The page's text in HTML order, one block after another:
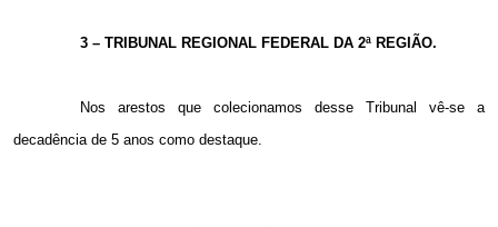
3 – TRIBUNAL REGIONAL FEDERAL DA 2ª REGIÃO.
Nos arestos que colecionamos desse Tribunal vê-se a
decadência de 5 anos como destaque.